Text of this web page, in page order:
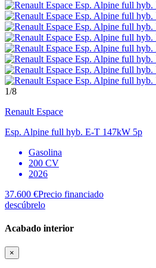
1/8
Renault Espace
Esp. Alpine full hyb. E-T 147kW 5p
Gasolina
200 CV
2026
37.600 €Precio financiado
descúbrelo
Acabado interior
×